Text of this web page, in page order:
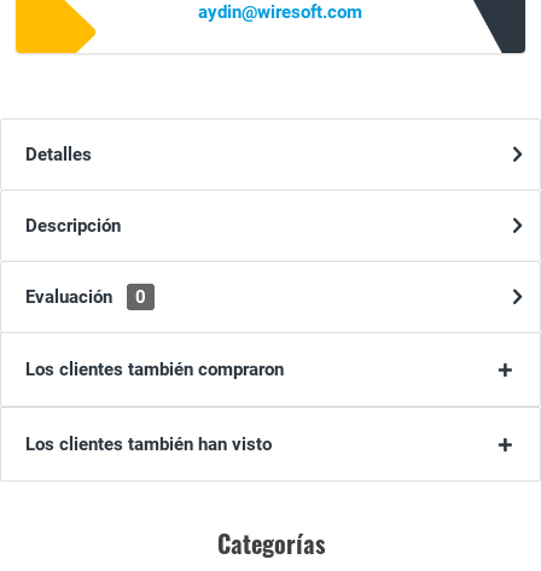
aydin@wiresoft.com
Detalles
Descripción
Evaluación 0
Los clientes también compraron
Los clientes también han visto
Categorías